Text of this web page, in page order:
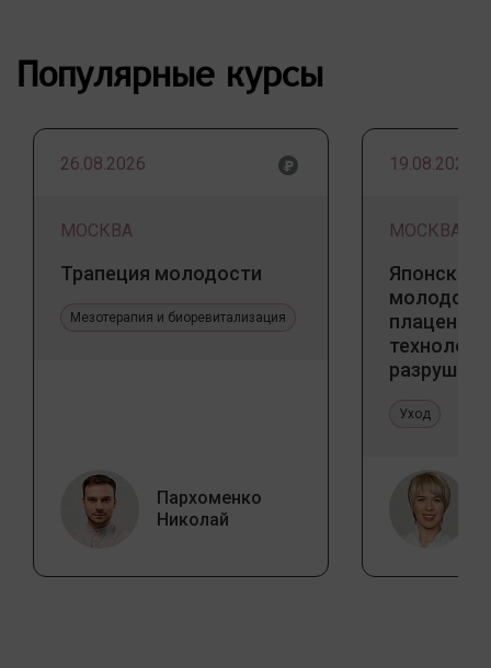
Популярные курсы
26.08.2026
МОСКВА
Трапеция молодости
Мезотерапия и биоревитализация
Пархоменко
Николай
19.08.2026
МОСКВА
Японский
Уход